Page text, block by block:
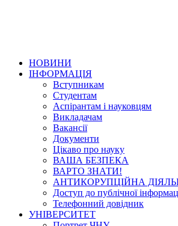
НОВИНИ
ІНФОРМАЦІЯ
Вступникам
Студентам
Аспірантам і науковцям
Викладачам
Вакансії
Документи
Цікаво про науку
ВАША БЕЗПЕКА
ВАРТО ЗНАТИ!
АНТИКОРУПЦІЙНА
Доступ до публічної
Телефонний довідник
УНІВЕРСИТЕТ